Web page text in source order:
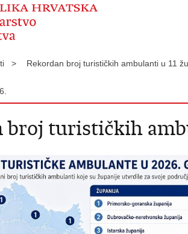
> Rekordan broj turističkih ambulanti u 11
broj turističkih